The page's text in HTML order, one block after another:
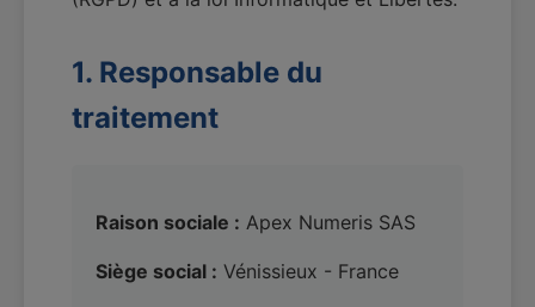
1. Responsable du
traitement
Raison sociale : Apex Numeris SAS
Siège social : Vénissieux - France